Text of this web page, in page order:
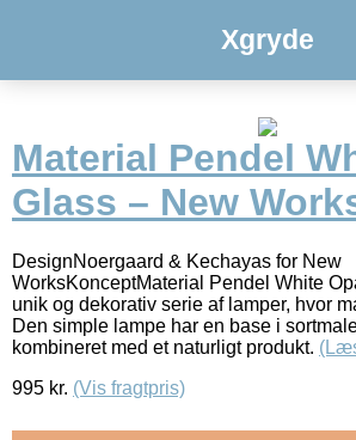
Xgryde
Material Pendel
Glass – New
DesignNoergaard & Kechayas for New
WorksKonceptMaterial Pendel White
unik og dekorativ serie af lamper, hvor
Den simple lampe har en base i
kombineret med et naturligt produkt.
995 kr. (Vis fragtpris)